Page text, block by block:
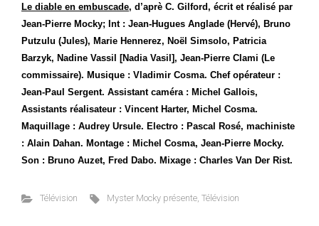
Le diable en embuscade, d’aprè C. Gilford, écrit et réalisé par
Jean-Pierre Mocky; Int : Jean-Hugues Anglade (Hervé), Bruno
Putzulu (Jules), Marie Hennerez, Noël Simsolo, Patricia
Barzyk, Nadine Vassil [Nadia Vasil], Jean-Pierre Clami (Le
commissaire). Musique : Vladimir Cosma. Chef opérateur :
Jean-Paul Sergent. Assistant caméra : Michel Gallois,
Assistants réalisateur : Vincent Harter, Michel Cosma.
Maquillage : Audrey Ursule. Electro : Pascal Rosé, machiniste
: Alain Dahan. Montage : Michel Cosma, Jean-Pierre Mocky.
Son : Bruno Auzet, Fred Dabo. Mixage : Charles Van Der Rist.
Télévision Myster Mocky présente ,Télévision